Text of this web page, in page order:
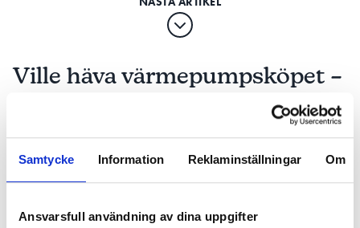
Samtycke Information Reklaminställningar Om
Ansvarsfull användning av dina uppgifter
perioden då elkostnaderna i stort var exceptionellt
”Vi vill gärna ha ett avslut på detta
ärende som på grund av olyckliga
reservdelstillgång”
FÖRETAGET
begärde kunden ersättning för de förhöjda
Ville häva värmepumpsköpet –
PUBLICERAD6 NOV 2025, 05:00| UPPDATERAD5 NOV 2025